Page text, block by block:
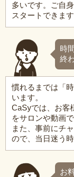
多いです。ご自
スタートできます
時
終
慣れるまでは「
います。
CaSyでは、お客
をサロンや動画で
また、事前にチ
ので、当日迷う
お